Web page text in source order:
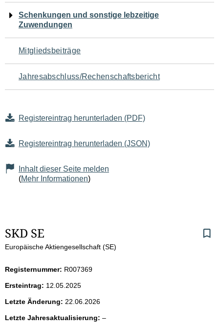
Schenkungen und sonstige lebzeitige
Zuwendungen
Mitgliedsbeiträge
Jahresabschluss/Rechenschaftsbericht
Registereintrag herunterladen (PDF)
Registereintrag herunterladen (JSON)
Inhalt dieser Seite melden
(Mehr Informationen)
S
e
i
t
e
SKD SE
Europäische Aktiengesellschaft (SE)
Registernummer: R007369
Ersteintrag: 12.05.2025
Letzte Änderung: 22.06.2026
Letzte Jahresaktualisierung: –l